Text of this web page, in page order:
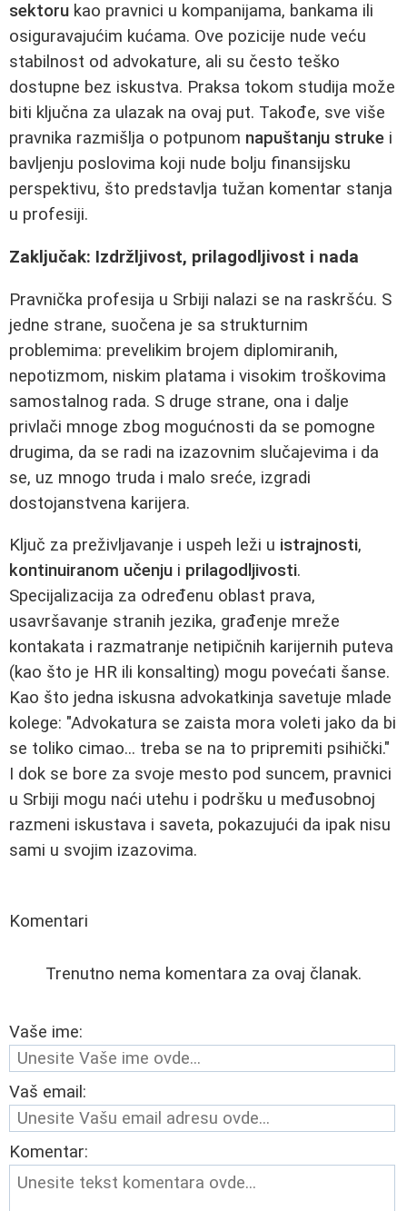
sektoru kao pravnici u kompanijama, bankama ili
osiguravajućim kućama. Ove pozicije nude veću
stabilnost od advokature, ali su često teško
dostupne bez iskustva. Praksa tokom studija može
biti ključna za ulazak na ovaj put. Takođe, sve više
pravnika razmišlja o potpunom napuštanju struke i
bavljenju poslovima koji nude bolju finansijsku
perspektivu, što predstavlja tužan komentar stanja
u profesiji.
Zaključak: Izdržljivost, prilagodljivost i nada
Pravnička profesija u Srbiji nalazi se na raskršću. S
jedne strane, suočena je sa strukturnim
problemima: prevelikim brojem diplomiranih,
nepotizmom, niskim platama i visokim troškovima
samostalnog rada. S druge strane, ona i dalje
privlači mnoge zbog mogućnosti da se pomogne
drugima, da se radi na izazovnim slučajevima i da
se, uz mnogo truda i malo sreće, izgradi
dostojanstvena karijera.
Ključ za preživljavanje i uspeh leži u istrajnosti,
kontinuiranom učenju i prilagodljivosti.
Specijalizacija za određenu oblast prava,
usavršavanje stranih jezika, građenje mreže
kontakata i razmatranje netipičnih karijernih puteva
(kao što je HR ili konsalting) mogu povećati šanse.
Kao što jedna iskusna advokatkinja savetuje mlade
kolege: "Advokatura se zaista mora voleti jako da bi
se toliko cimao... treba se na to pripremiti psihički."
I dok se bore za svoje mesto pod suncem, pravnici
u Srbiji mogu naći utehu i podršku u međusobnoj
razmeni iskustava i saveta, pokazujući da ipak nisu
sami u svojim izazovima.
Komentari
Trenutno nema komentara za ovaj članak.
Vaše ime:
Vaš email:
Komentar: